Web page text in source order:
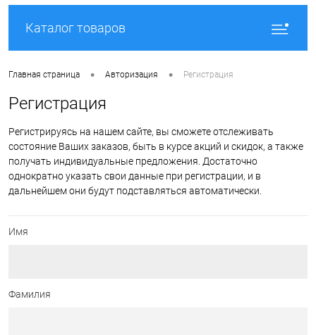
Каталог товаров
Главная страница • Авторизация • Регистрация
Регистрация
Регистрируясь на нашем сайте, вы сможете отслеживать
состояние Ваших заказов, быть в курсе акций и скидок, а также
получать индивидуальные предложения. Достаточно
однократно указать свои данные при регистрации, и в
дальнейшем они будут подставляться автоматически.
Имя
Фамилия